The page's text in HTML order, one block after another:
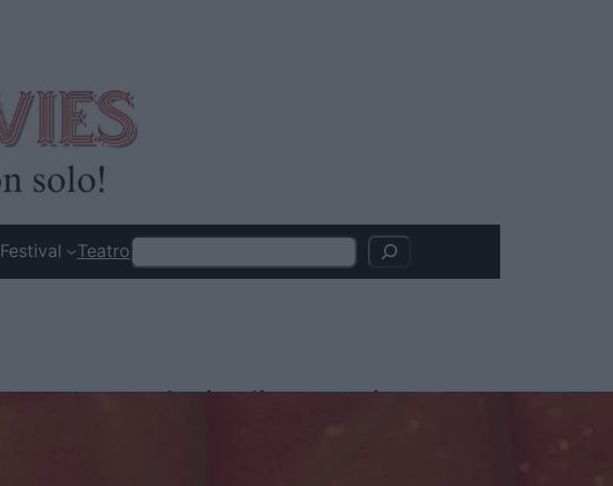
Festival TeatroSearch
Articoli recenti